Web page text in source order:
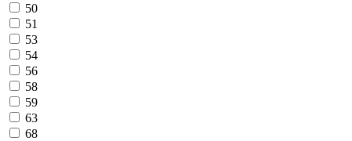
50
51
53
54
56
58
59
63
68